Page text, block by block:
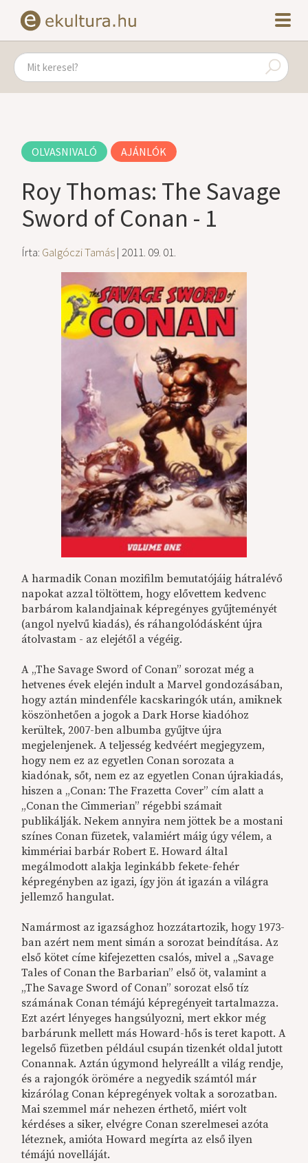
OLVASNIVALÓ AJÁNLÓK
Roy Thomas: The Savage
Sword of Conan - 1
Írta: Galgóczi Tamás| 2011. 09. 01.
A harmadik Conan mozifilm bemutatójáig hátralévő
napokat azzal töltöttem, hogy elővettem kedvenc
barbárom kalandjainak képregényes gyűjteményét
(angol nyelvű kiadás), és ráhangolódásként újra
átolvastam - az elejétől a végéig.
A „The Savage Sword of Conan” sorozat még a
hetvenes évek elején indult a Marvel gondozásában,
hogy aztán mindenféle kacskaringók után, amiknek
köszönhetően a jogok a Dark Horse kiadóhoz
kerültek, 2007-ben albumba gyűjtve újra
megjelenjenek. A teljesség kedvéért megjegyzem,
hogy nem ez az egyetlen Conan sorozata a
kiadónak, sőt, nem ez az egyetlen Conan újrakiadás,
hiszen a „Conan: The Frazetta Cover” cím alatt a
„Conan the Cimmerian” régebbi számait
publikálják. Nekem annyira nem jöttek be a mostani
színes Conan füzetek, valamiért máig úgy vélem, a
kimmériai barbár Robert E. Howard által
megálmodott alakja leginkább fekete-fehér
képregényben az igazi, így jön át igazán a világra
jellemző hangulat.
Namármost az igazsághoz hozzátartozik, hogy 1973-
ban azért nem ment simán a sorozat beindítása. Az
első kötet címe kifejezetten csalós, mivel a „Savage
Tales of Conan the Barbarian” első öt, valamint a
„The Savage Sword of Conan” sorozat első tíz
számának Conan témájú képregényeit tartalmazza.
Ezt azért lényeges hangsúlyozni, mert ekkor még
barbárunk mellett más Howard-hős is teret kapott. A
legelső füzetben például csupán tizenkét oldal jutott
Conannak. Aztán úgymond helyreállt a világ rendje,
és a rajongók örömére a negyedik számtól már
kizárólag Conan képregények voltak a sorozatban.
Mai szemmel már nehezen érthető, miért volt
kérdéses a siker, elvégre Conan szerelmesei azóta
léteznek, amióta Howard megírta az első ilyen
témájú novelláját.